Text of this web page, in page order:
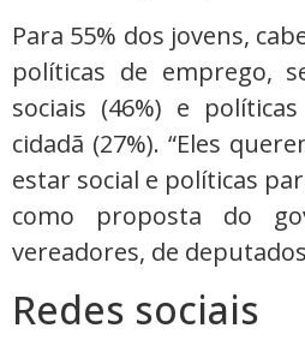
Para 55% dos jovens,
políticas de emprego,
sociais (46%) e
cidadã (27%). “Eles
estar social e políticas
como proposta do
vereadores, de
Redes sociais